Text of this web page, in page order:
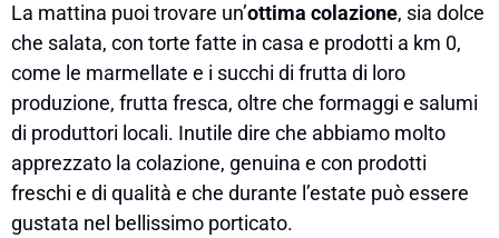
La mattina puoi trovare un’ottima colazione, sia dolce
che salata, con torte fatte in casa e prodotti a km 0,
come le marmellate e i succhi di frutta di loro
produzione, frutta fresca, oltre che formaggi e salumi
di produttori locali. Inutile dire che abbiamo molto
apprezzato la colazione, genuina e con prodotti
freschi e di qualità e che durante l’estate può essere
gustata nel bellissimo porticato.